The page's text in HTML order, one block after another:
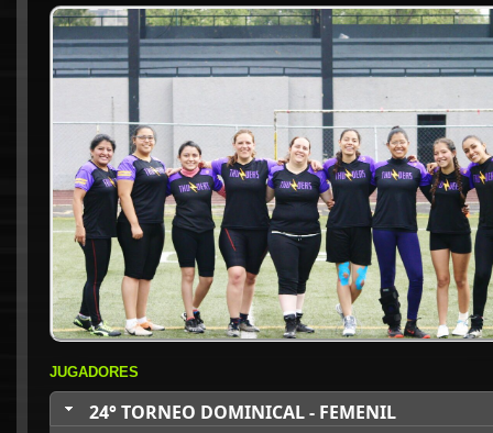
JUGADORES
24° TORNEO DOMINICAL - FEMENIL